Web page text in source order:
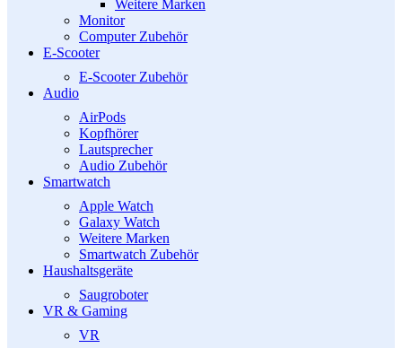
Weitere Marken
Monitor
Computer Zubehör
E-Scooter
E-Scooter Zubehör
Audio
AirPods
Kopfhörer
Lautsprecher
Audio Zubehör
Smartwatch
Apple Watch
Galaxy Watch
Weitere Marken
Smartwatch Zubehör
Haushaltsgeräte
Saugroboter
VR & Gaming
VR